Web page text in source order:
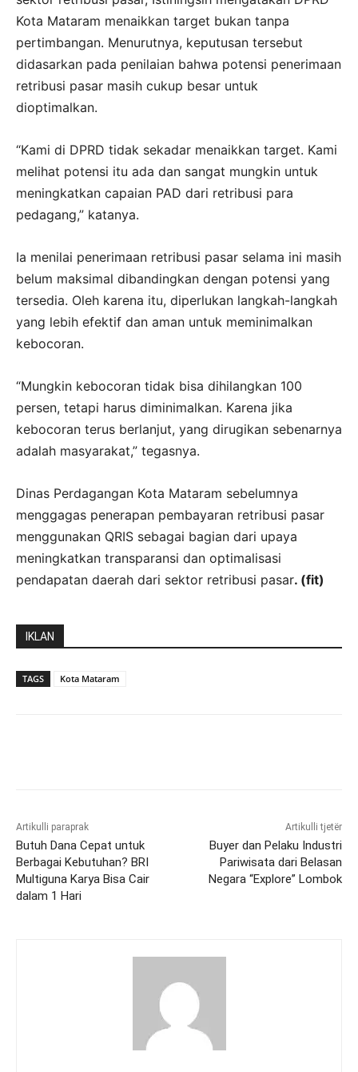
Kota Mataram menaikkan target bukan tanpa
pertimbangan. Menurutnya, keputusan tersebut
didasarkan pada penilaian bahwa potensi penerimaan
retribusi pasar masih cukup besar untuk
dioptimalkan.
“Kami di DPRD tidak sekadar menaikkan target. Kami
melihat potensi itu ada dan sangat mungkin untuk
meningkatkan capaian PAD dari retribusi para
pedagang,” katanya.
Ia menilai penerimaan retribusi pasar selama ini masih
belum maksimal dibandingkan dengan potensi yang
tersedia. Oleh karena itu, diperlukan langkah-langkah
yang lebih efektif dan aman untuk meminimalkan
kebocoran.
“Mungkin kebocoran tidak bisa dihilangkan 100
persen, tetapi harus diminimalkan. Karena jika
kebocoran terus berlanjut, yang dirugikan sebenarnya
adalah masyarakat,” tegasnya.
Dinas Perdagangan Kota Mataram sebelumnya
menggagas penerapan pembayaran retribusi pasar
menggunakan QRIS sebagai bagian dari upaya
meningkatkan transparansi dan optimalisasi
pendapatan daerah dari sektor retribusi pasar. (fit)
IKLAN
TAGS Kota Mataram
Artikulli paraprak
Butuh Dana Cepat untuk
Berbagai Kebutuhan? BRI
Multiguna Karya Bisa Cair
dalam 1 Hari
Artikulli tjetër
Buyer dan Pelaku Industri
Pariwisata dari Belasan
Negara “Explore” Lombok